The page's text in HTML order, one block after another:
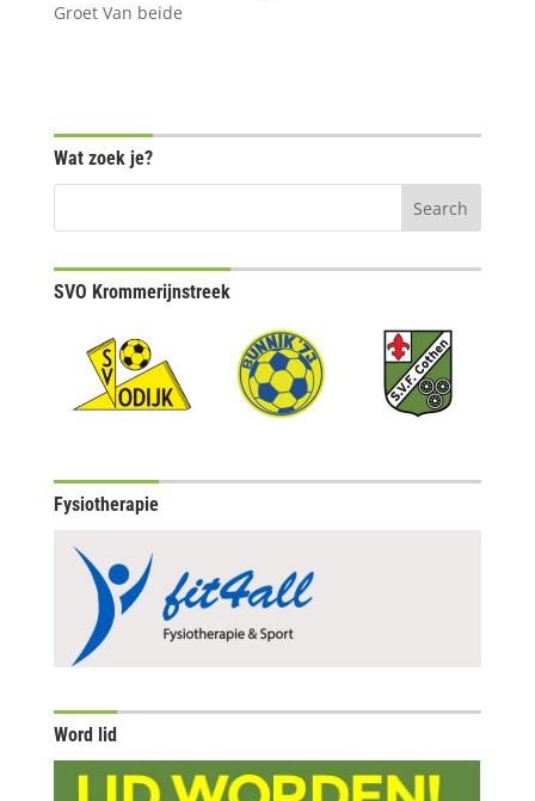
Groet Van beide
Wat zoek je?
SVO Krommerijnstreek
Fysiotherapie
Word lid